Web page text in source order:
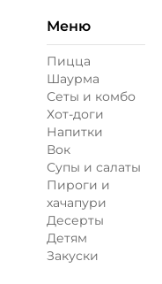
Меню
Пицца
Шаурма
Сеты и комбо
Хот-доги
Напитки
Вок
Супы и салаты
Пироги и
хачапури
Десерты
Детям
Закуски